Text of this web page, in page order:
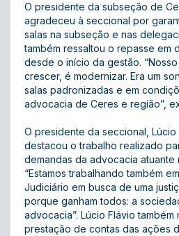
O presidente da subseção de
agradeceu à seccional por
salas na subseção e nas
também ressaltou o repasse em
desde o início da gestão.
crescer, é modernizar. Era um
salas padronizadas e em
advocacia de Ceres e região”,
O presidente da seccional, Lúcio
destacou o trabalho realizado
demandas da advocacia
“Estamos trabalhando também
Judiciário em busca de uma
porque ganham todos: a
advocacia”. Lúcio Flávio
prestação de contas das ações